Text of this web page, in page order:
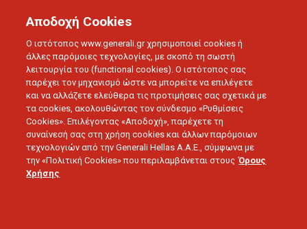
LOVE U
Αποδοχή Cookies
Ο ιστότοπος www.generali.gr χρησιμοποιεί cookies ή
άλλες παρόμοιες τεχνολογίες, με σκοπό τη σωστή
λειτουργία του (functional cookies). Ο ιστότοπος σας
παρέχει τον μηχανισμό ώστε να μπορείτε να επιλέγετε
και να αλλάζετε ελεύθερα τις προτιμήσεις σας σχετικά με
τα cookies, ακολουθώντας τον σύνδεσμο «Ρυθμίσεις
Cookies». Επιλέγοντας «Αποδοχή», παρέχετε τη
συναίνεσή σας στη χρήση cookies και άλλων παρόμοιων
τεχνολογιών από την Generali Hellas A.A.E., σύμφωνα με
την «Πολιτική Cookies» που περιλαμβάνεται στους Όρους
Χρήσης